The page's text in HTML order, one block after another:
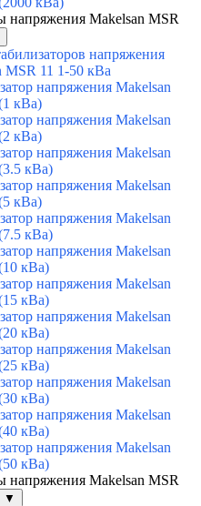
напряжения Makelsan MSR
напряжения
MSR 11 1-50 кВа
напряжения Makelsan
кВа)
напряжения Makelsan
кВа)
напряжения Makelsan
кВа)
напряжения Makelsan
кВа)
напряжения Makelsan
кВа)
напряжения Makelsan
кВа)
напряжения Makelsan
кВа)
напряжения Makelsan
кВа)
напряжения Makelsan
кВа)
напряжения Makelsan
кВа)
напряжения Makelsan
кВа)
напряжения Makelsan
кВа)
напряжения Makelsan MSR
▼